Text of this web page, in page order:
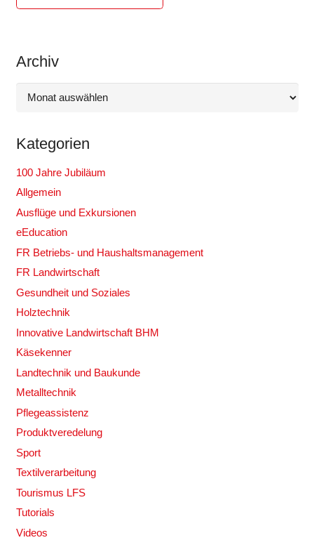
Archiv
Archiv
Kategorien
100 Jahre Jubiläum
Allgemein
Ausflüge und Exkursionen
eEducation
FR Betriebs- und Haushaltsmanagement
FR Landwirtschaft
Gesundheit und Soziales
Holztechnik
Innovative Landwirtschaft BHM
Käsekenner
Landtechnik und Baukunde
Metalltechnik
Pflegeassistenz
Produktveredelung
Sport
Textilverarbeitung
Tourismus LFS
Tutorials
Videos